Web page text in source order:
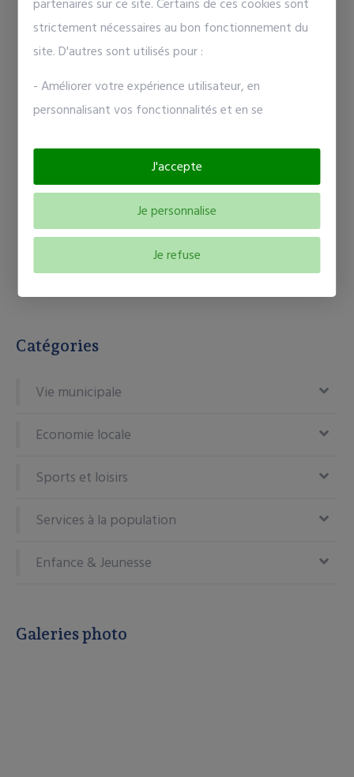
commune : l'arrivée d'un médecin
Projet "EN QUÊTE D'EAU"
Elections présidentielles
Elections présidentielles le 18 avril 2027 et le 2
Catégories
Vie municipale
Economie locale
Sports et loisirs
Services à la population
Enfance & Jeunesse
Galeries photo
strictement nécessaires au bon fonctionnement du
site. D'autres sont utilisés pour :
- Améliorer votre expérience utilisateur, en
personnalisant vos fonctionnalités et en se
- Mesurer l’audience en suivant le nombre de visiteurs
et en comprenant comment vous arrivez sur notre
Votre consentement à l'installation de cookies non
strictement nécessaires est libre et peut être retiré
En savoir plus sur notre politique de confidentialité
J'accepte
Je personnalise
Je refuse